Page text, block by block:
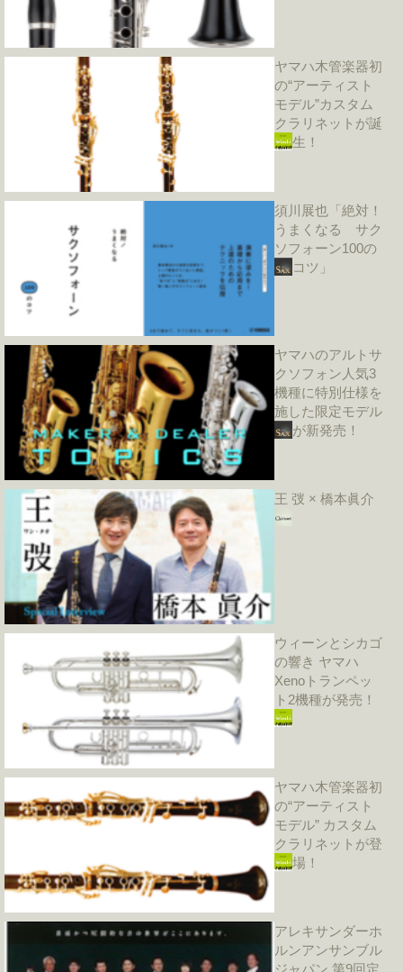
ヤマハ木管楽器初
の“アーティスト
モデル”カスタム
クラリネットが誕
生！
須川展也「絶対！
うまくなる サク
ソフォーン100の
コツ」
ヤマハのアルトサ
クソフォン人気3
機種に特別仕様を
施した限定モデル
が新発売！
王 弢 × 橋本眞介
ウィーンとシカゴ
の響き ヤマハ
Xenoトランペッ
ト2機種が発売！
ヤマハ木管楽器初
の“アーティスト
モデル” カスタム
クラリネットが登
場！
アレキサンダーホ
ルンアンサンブル